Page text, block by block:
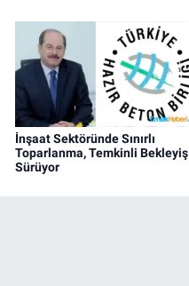
İnşaat Sektöründe Sınırlı
Toparlanma, Temkinli Bekleyiş
Sürüyor